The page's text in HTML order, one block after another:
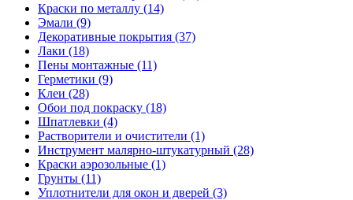
Краски по металлу (14)
Эмали (9)
Декоративные покрытия (37)
Лаки (18)
Пены монтажные (11)
Герметики (9)
Клеи (28)
Обои под покраску (18)
Шпатлевки (4)
Растворители и очистители (1)
Инструмент малярно-штукатурный (28)
Краски аэрозольные (1)
Грунты (11)
Уплотнители для окон и дверей (3)